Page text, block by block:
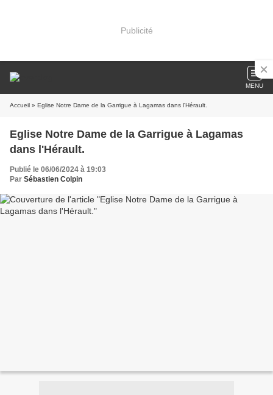
Publicité
MENU
Accueil » Eglise Notre Dame de la Garrigue à Lagamas dans l'Hérault.
Eglise Notre Dame de la Garrigue à Lagamas
dans l'Hérault.
Publié le 06/06/2024 à 19:03
Par Sébastien Colpin